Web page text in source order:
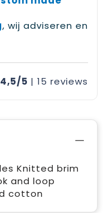
, wij adviseren en
4,5/5 | 15 reviews
Knitted brim
and loop
cotton